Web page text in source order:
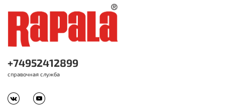
+74952412899
справочная служба